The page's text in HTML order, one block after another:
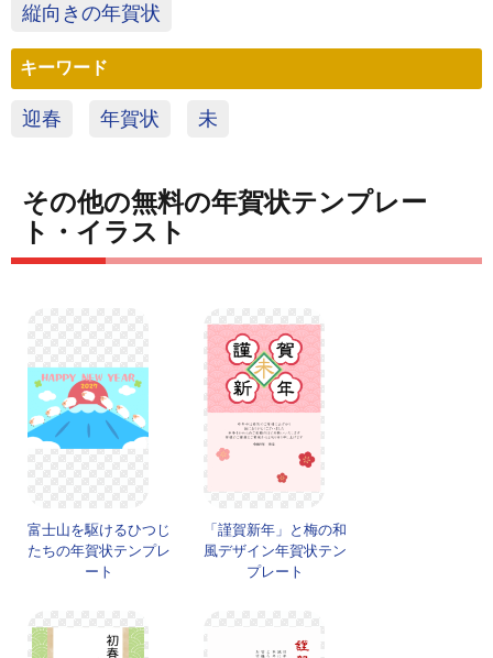
縦向きの年賀状
キーワード
迎春 年賀状 未
その他の無料の年賀状テンプレー
ト・イラスト
富士山を駆けるひつじ
たちの年賀状テンプレ
ート
「謹賀新年」と梅の和
風デザイン年賀状テン
プレート